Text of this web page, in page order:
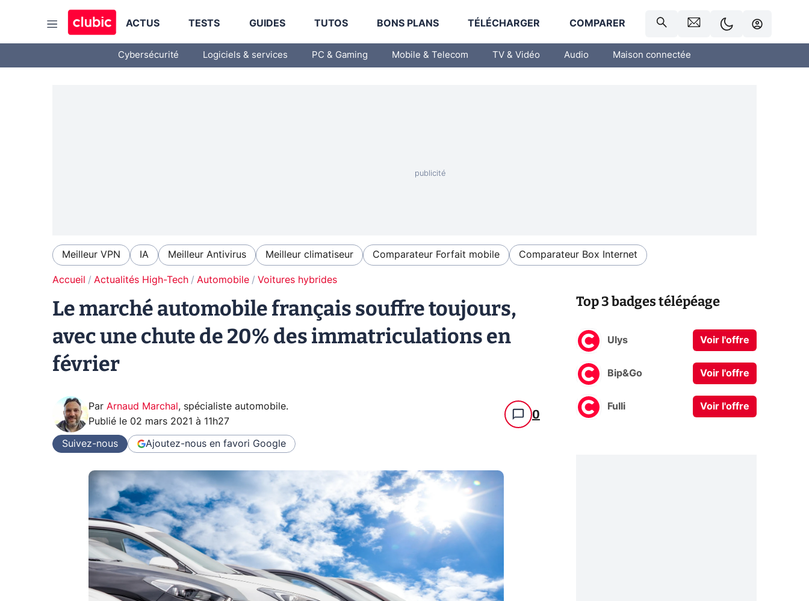
ACTUS TESTS GUIDES TUTOS BONS PLANS TÉLÉCHARGER COMPARER
Cybersécurité Logiciels & services PC & Gaming Mobile & Telecom TV & Vidéo Audio Maison connectée
Meilleur VPN IA Meilleur Antivirus Meilleur climatiseur Comparateur Forfait mobile Comparateur Box Internet
Accueil Actualités High-Tech Automobile Voitures hybrides
Le marché automobile français souffre toujours,
avec une chute de 20% des immatriculations en
février
Par Arnaud Marchal , spécialiste automobile.
Publié le 02 mars 2021 à 11h27 0
Suivez-nous Ajoutez-nous en favori Google
Top 3 badges télépéage
Ulys Voir l'offre
Bip&Go Voir l'offre
Fulli Voir l'offre